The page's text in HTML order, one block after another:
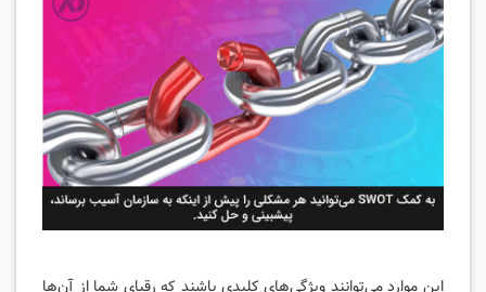
این موارد می‌توانند ویژگی‌های کلیدی باشند که رقبای شما از آن‌ها